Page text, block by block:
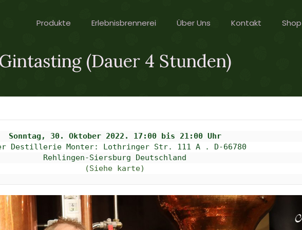
Produkte Erlebnisbrennerei Über Uns Kontakt Shop
(Dauer 4 Stunden)
Sonntag, 30. Oktober 2022. 17:00 bis 21:00 Uhr
Destillerie Monter: Lothringer Str. 111 A . D-66780
(Siehe karte)